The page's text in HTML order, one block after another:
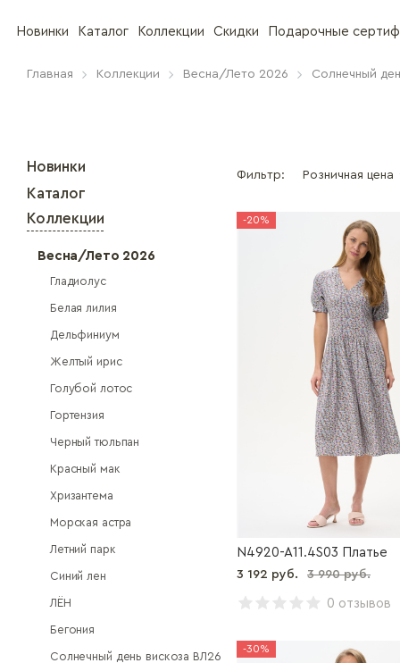
Новинки Каталог Коллекции Скидки Подарочные
Главная Коллекции Весна/Лето 2026 Солнечный
Новинки
Каталог
Коллекции
Весна/Лето 2026
Гладиолус
Белая лилия
Дельфиниум
Желтый ирис
Голубой лотос
Гортензия
Черный тюльпан
Красный мак
Хризантема
Морская астра
Летний парк
Синий лен
ЛЁН
Бегония
Солнечный день вискоза ВЛ26
Фильтр: Розничная цена
-20%
N4920-A11.4S03 Платье
3 192 руб. 3 990 руб.
0 отзывов
-30%